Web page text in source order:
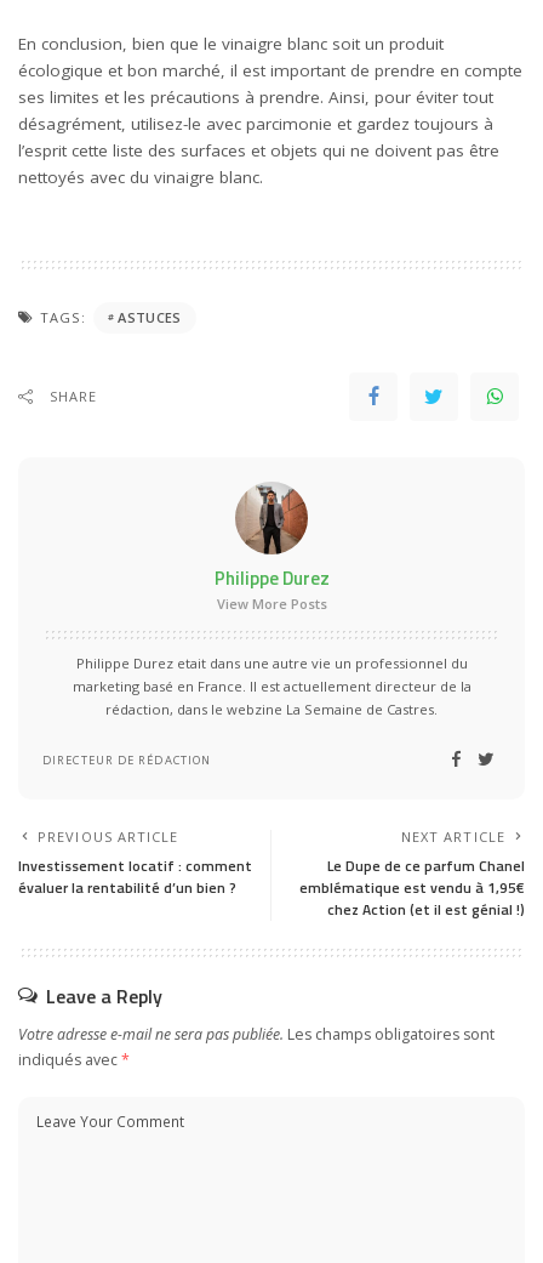
En conclusion, bien que le vinaigre blanc soit un produit
écologique et bon marché, il est important de prendre en compte
ses limites et les précautions à prendre. Ainsi, pour éviter tout
désagrément, utilisez-le avec parcimonie et gardez toujours à
l’esprit cette liste des surfaces et objets qui ne doivent pas être
nettoyés avec du vinaigre blanc.
TAGS: ASTUCES
SHARE
Philippe Durez
View More Posts
Philippe Durez etait dans une autre vie un professionnel du
marketing basé en France. Il est actuellement directeur de la
rédaction, dans le webzine La Semaine de Castres.
DIRECTEUR DE RÉDACTION
PREVIOUS ARTICLE
Investissement locatif : comment
évaluer la rentabilité d’un bien ?
NEXT ARTICLE
Le Dupe de ce parfum Chanel
emblématique est vendu à 1,95€
chez Action (et il est génial !)
Leave a Reply
Votre adresse e-mail ne sera pas publiée. Les champs obligatoires sont
indiqués avec*